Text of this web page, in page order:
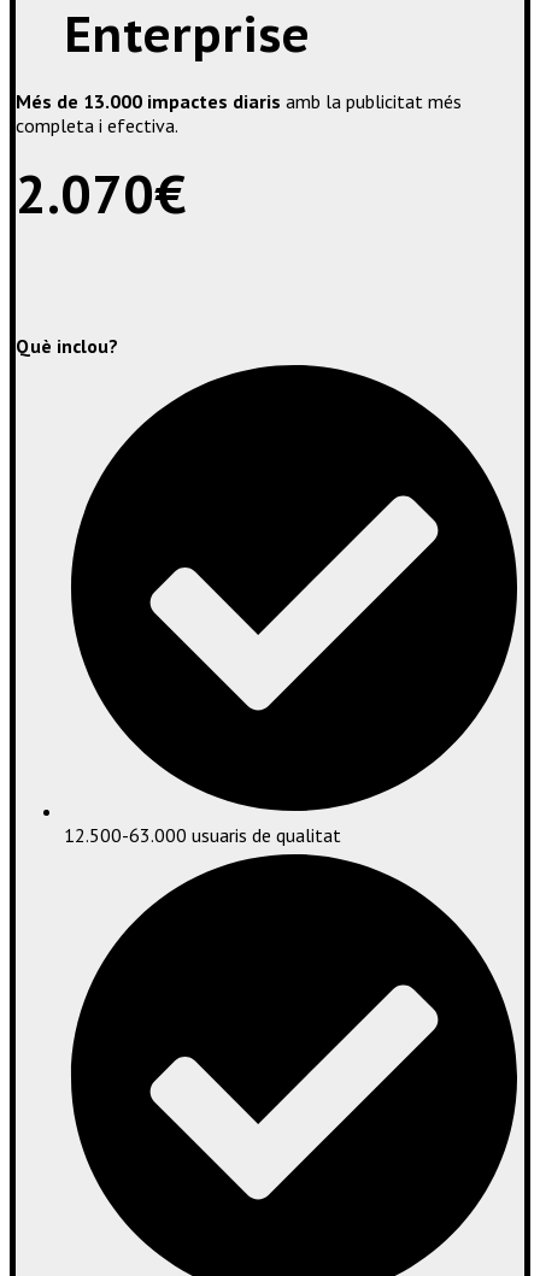
Enterprise
Més de 13.000 impactes diaris amb la publicitat més
completa i efectiva.
2.070€
Què inclou?
12.500-63.000 usuaris de qualitat